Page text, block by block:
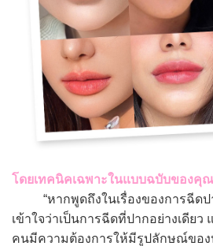
โดยเทคนิคเฉพาะในแบบฉบับของคุ
“หากพูดถึงในเรื่องของการฉีดป
เข้าใจว่าเป็นการฉีดที่ปากอย่างเดียว
คนมีความต้องการให้มีรูปลักษณ์ขอ